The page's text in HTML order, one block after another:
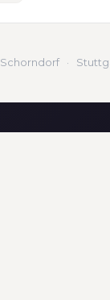
Schorndorf ·